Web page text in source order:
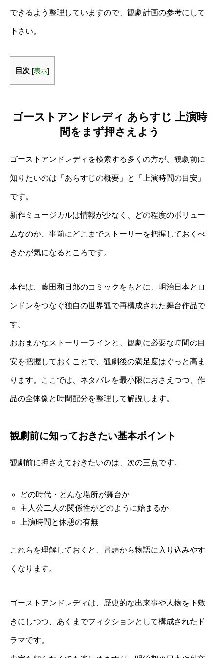
できるよう整理していますので、観劇計画の参考にして
下さい。
目次 [表示]
ゴーストアンドレディ あらすじ 上演時
間をまず押さえよう
ゴーストアンドレディを検索する多くの方が、観劇前に
知りたいのは「あらすじの概要」と「上演時間の目安」
です。
新作ミュージカルは情報が少なく、どの程度のボリュー
ムなのか、事前にどこまでストーリーを把握しておくべ
きかが気になるところです。
本作は、藤田和日郎のコミックをもとに、明治日本とロ
ンドンをつなぐ独自の世界観で再構成された舞台作品で
す。
おおまかなストーリーラインと、観劇に必要な時間の目
安を把握しておくことで、観劇後の満足度はぐっと高ま
ります。ここでは、ネタバレを最小限におさえつつ、作
品の全体像と時間配分を整理して解説します。
観劇前に知っておきたい基本ポイント
観劇前に押さえておきたいのは、次の三点です。
どの時代・どんな場所が舞台か
主人公二人の関係性がどのように始まるか
上演時間と休憩の有無
これらを理解しておくと、冒頭から物語に入り込みやす
くなります。
ゴーストアンドレディは、歴史的な出来事や人物を下敷
きにしつつ、あくまでフィクションとして構成されたド
ラマです。